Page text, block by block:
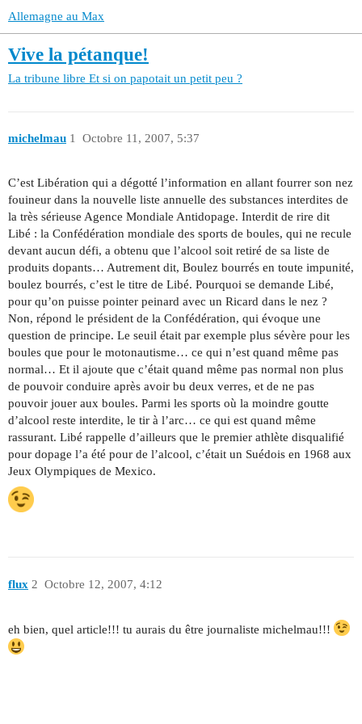
Allemagne au Max
Vive la pétanque!
La tribune libre Et si on papotait un petit peu ?
michelmau Octobre 11, 2007, 5:37
1
C’est Libération qui a dégotté l’information en allant fourrer son nez
fouineur dans la nouvelle liste annuelle des substances interdites de
la très sérieuse Agence Mondiale Antidopage. Interdit de rire dit
Libé : la Confédération mondiale des sports de boules, qui ne recule
devant aucun défi, a obtenu que l’alcool soit retiré de sa liste de
produits dopants… Autrement dit, Boulez bourrés en toute impunité,
boulez bourrés, c’est le titre de Libé. Pourquoi se demande Libé,
pour qu’on puisse pointer peinard avec un Ricard dans le nez ?
Non, répond le président de la Confédération, qui évoque une
question de principe. Le seuil était par exemple plus sévère pour les
boules que pour le motonautisme… ce qui n’est quand même pas
normal… Et il ajoute que c’était quand même pas normal non plus
de pouvoir conduire après avoir bu deux verres, et de ne pas
pouvoir jouer aux boules. Parmi les sports où la moindre goutte
d’alcool reste interdite, le tir à l’arc… ce qui est quand même
rassurant. Libé rappelle d’ailleurs que le premier athlète disqualifié
pour dopage l’a été pour de l’alcool, c’était un Suédois en 1968 aux
Jeux Olympiques de Mexico.
flux Octobre 12, 2007, 4:12
2
eh bien, quel article!!! tu aurais du être journaliste michelmau!!!